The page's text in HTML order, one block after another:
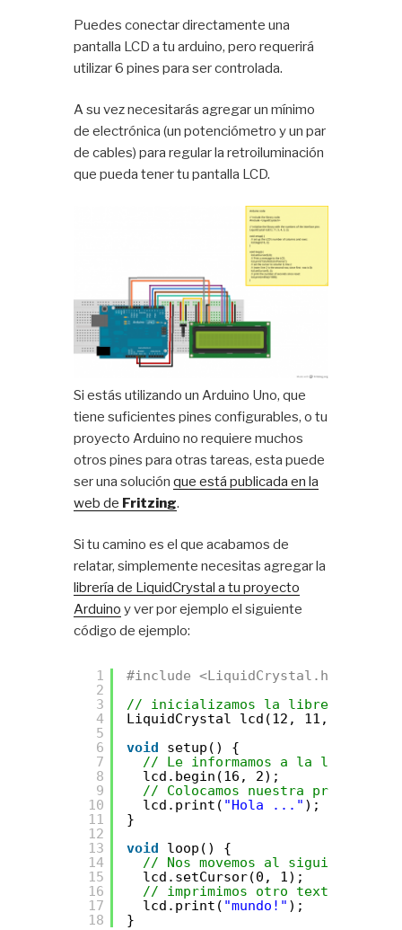
Puedes conectar directamente una
pantalla LCD a tu arduino, pero requerirá
utilizar 6 pines para ser controlada.
A su vez necesitarás agregar un mínimo
de electrónica (un potenciómetro y un par
de cables) para regular la retroiluminación
que pueda tener tu pantalla LCD.
Si estás utilizando un Arduino Uno, que
tiene suficientes pines configurables, o tu
proyecto Arduino no requiere muchos
otros pines para otras tareas, esta puede
ser una soluciónque está publicada en la
web de Fritzing.
Si tu camino es el que acabamos de
relatar, simplemente necesitas agregar la
librería de LiquidCrystal a tu proyecto
Arduino y ver por ejemplo el siguiente
código de ejemplo:
1
2
3
4
5
6
7
8
9
10
11
12
13
14
15
16
17
18
#include <LiquidCrystal.h>
// inicializamos la librería con los
LiquidCrystal lcd(12, 11, 5, 4,
void
setup() {
// Le informamos a la librería
lcd.begin(16, 2);
// Colocamos nuestra primer
lcd.print( "Hola ..." );
}
void
loop() {
// Nos movemos al siguiente
lcd.setCursor(0, 1);
// imprimimos otro texto
lcd.print( "mundo!" );
}